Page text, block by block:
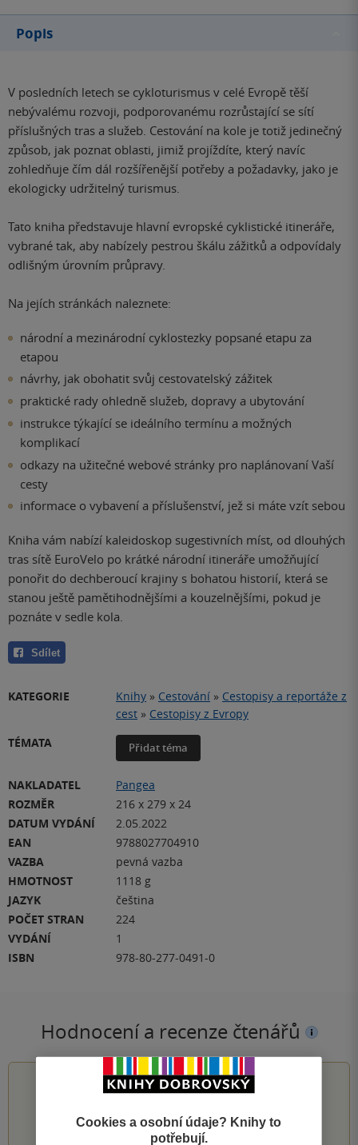
Popis
V posledních letech se cykloturismus v celé Evropě těší
nebývalému rozvoji, podporovanému rozrůstající se sítí
příslušných tras a služeb. Cestování na kole je totiž jedinečný
způsob, jak poznat oblasti, jimiž projíždíte, který navíc
zohledňuje čím dál rozšířenější potřeby a požadavky, jako je
ekologicky udržitelný turismus.
Tato kniha představuje hlavní evropské cyklistické itineráře,
vybrané tak, aby nabízely pestrou škálu zážitků a odpovídaly
odlišným úrovním průpravy.
Na jejích stránkách naleznete:
národní a mezinárodní cyklostezky popsané etapu za
etapou
návrhy, jak obohatit svůj cestovatelský zážitek
praktické rady ohledně služeb, dopravy a ubytování
instrukce týkající se ideálního termínu a možných
komplikací
odkazy na užitečné webové stránky pro naplánovaní Vaší
cesty
informace o vybavení a příslušenství, jež si máte vzít sebou
Kniha vám nabízí kaleidoskop sugestivních míst, od dlouhých
tras sítě EuroVelo po krátké národní itineráře umožňující
ponořit do dechberoucí krajiny s bohatou historií, která se
stanou ještě pamětihodnějšími a kouzelnějšími, pokud je
poznáte v sedle kola.
Sdílet
KATEGORIE Knihy » Cestování » Cestopisy a reportáže z
cest » Cestopisy z Evropy
TÉMATA
Přidat téma
NAKLADATEL
Pangea
ROZMĚR
216 x 279 x 24
DATUM VYDÁNÍ
2.05.2022
EAN
9788027704910
VAZBA
pevná vazba
HMOTNOST
1118 g
JAZYK
čeština
POČET STRAN
224
VYDÁNÍ
1
ISBN
978-80-277-0491-0
Hodnocení a recenze čtenářů
5.0z5
Cookies a osobní údaje? Knihy to
potřebují.